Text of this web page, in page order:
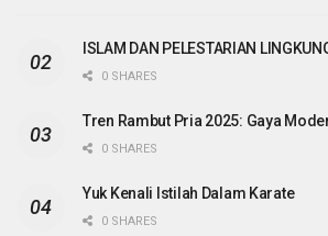
ISLAM DAN PELESTARIAN
0 SHARES
Tren Rambut Pria 2025: Gaya
0 SHARES
Yuk Kenali Istilah Dalam Karate
0 SHARES